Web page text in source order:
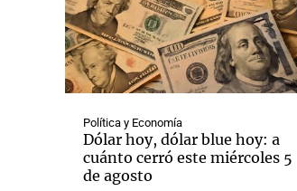
Política y Economía
Dólar hoy, dólar blue hoy: a
cuánto cerró este miércoles 5
de agosto